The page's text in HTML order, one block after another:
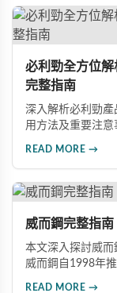
必利勁全方位
完整指南
深入解析必利勁
用方法及重要注
READ MORE →
威而鋼完整指
本文深入探討威而
威而鋼自1998年
READ MORE →